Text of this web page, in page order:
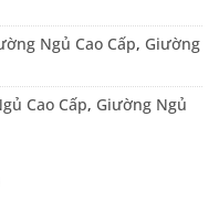
Ngủ Cao Cấp, Giường
Cao Cấp, Giường Ngủ